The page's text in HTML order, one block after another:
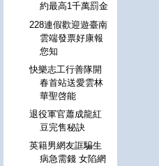
約最高1千萬罰金
228連假歡迎遊臺南
雲端發票好康報
您知
快樂志工行善隊開
春首站送愛雲林
華聖啓能
退役軍官蕭成龍紅
豆完售秘訣
英籍男網友誆騙生
病急需錢 女陷網